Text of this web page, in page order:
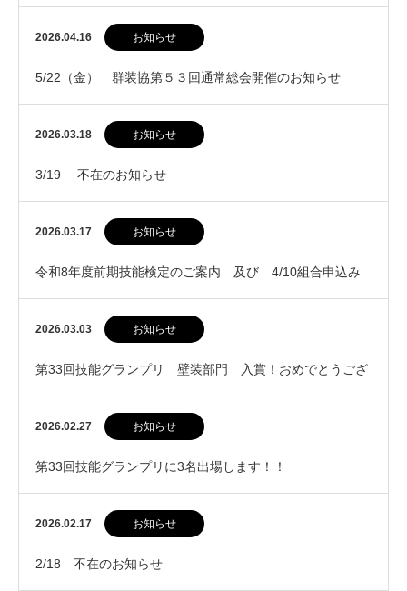
2026.04.16 お知らせ
5/22（金） 群装協第５３回通常総会開催のお知らせ
2026.03.18 お知らせ
3/19 不在のお知らせ
2026.03.17 お知らせ
令和8年度前期技能検定のご案内 及び 4/10組合申込み
2026.03.03 お知らせ
第33回技能グランプリ 壁装部門 入賞！おめでとうござ
います！
2026.02.27 お知らせ
第33回技能グランプリに3名出場します！！
2026.02.17 お知らせ
2/18 不在のお知らせ